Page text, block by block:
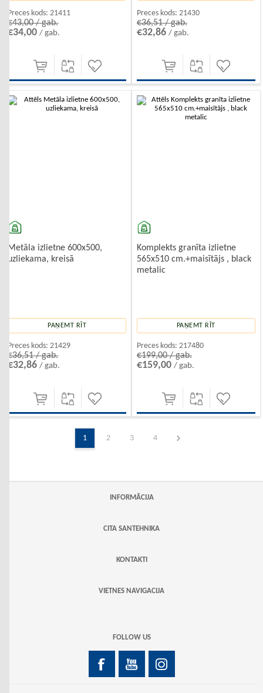
Preces kods: 21411
€43,00 / gab.
€34,00/ gab.
Preces kods: 21430
€36,51 / gab.
€32,86 / gab.
Metāla izlietne 600x500,
uzliekama, kreisā
PAŅEMT RĪT
Preces kods: 21429
€36,51 / gab.
€32,86/ gab.
Komplekts granīta izlietne
565x510 cm.+maisītājs , black
metalic
PAŅEMT RĪT
Preces kods: 217480
€199,00 / gab.
€159,00 / gab.
1 2 3 4
INFORMĀCIJA
CITA SANTEHNIKA
KONTAKTI
VIETNES NAVIGACIJA
FOLLOW US